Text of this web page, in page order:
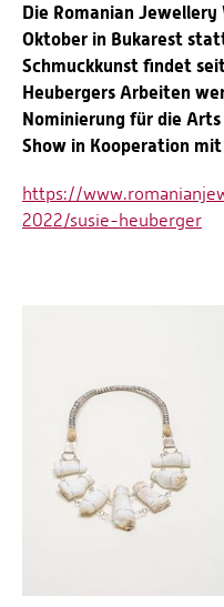
Die Romanian
Oktober in Bukarest
Schmuckkunst findet
Heubergers Arbeiten
Nominierung für die Arts
Show in Kooperation
https://
2022/susie-heuberger